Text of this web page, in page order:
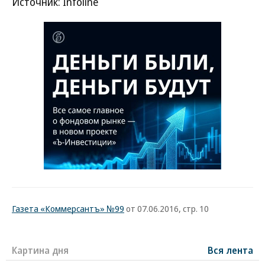
Газета «Коммерсантъ» №99 от 07.06.2016, стр. 10
Картина дня Вся лента